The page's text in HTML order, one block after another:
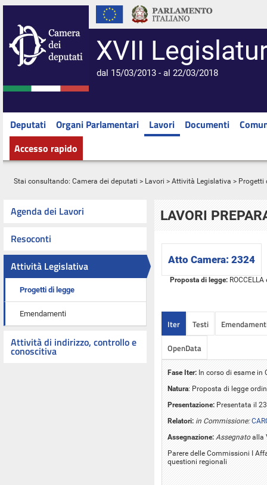
XVII
dal 15/03/2013 - al 22/03/2018
Deputati Organi Parlamentari Lavori Documenti
Accesso rapido
Stai consultando: Camera dei deputati > Lavori > Attività Legislativa > Progetti
Agenda dei Lavori
Resoconti
Attività Legislativa
Progetti di legge
Emendamenti
Attività di indirizzo, controllo e
conoscitiva
LAVORI
Atto Camera: 2324
Proposta di legge:
Iter Testi
OpenData
Fase Iter: In corso di esame in
Natura: Proposta di legge
Presentazione: Presentata il
Relatori: in Commissione:
Assegnazione: Assegnatoalla
Parere delle Commissioni I
questioni regionali